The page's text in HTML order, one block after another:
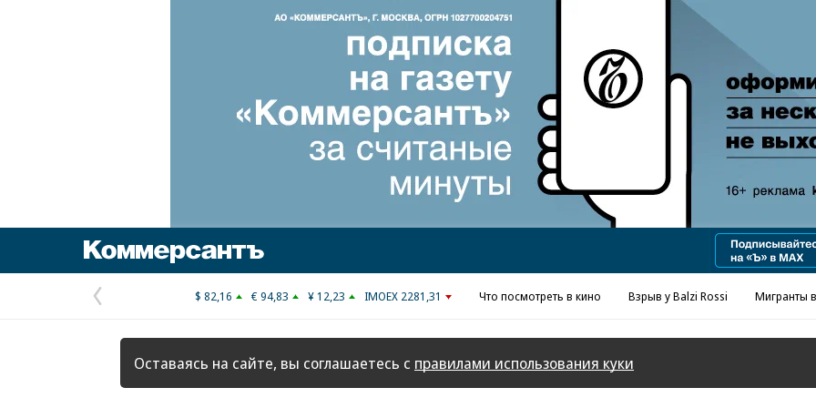
Реклама в «Ъ» www.kommersant.ru/ad
Предыдущая
страница
$ 82,16 € 94,83 ¥ 12,23 IMOEX 2281,31 Что посмотреть в кино Взрыв у Balzi Rossi Мигранты
Оставаясь на сайте, вы соглашаетесь с правилами использования куки